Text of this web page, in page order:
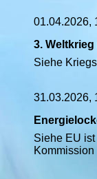
01.04.2026,
3.
Siehe
31.03.2026,
Siehe EU
Kommission